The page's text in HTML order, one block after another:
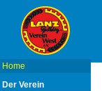
Home
Der Verein